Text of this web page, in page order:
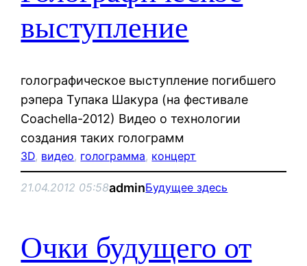
выступление
голографическое выступление погибшего
рэпера Тупака Шакура (на фестивале
Coachella-2012) Видео о технологии
создания таких голограмм
3D, видео, голограмма, концерт
21.04.2012 05:58adminБудущее здесь
Очки будущего от